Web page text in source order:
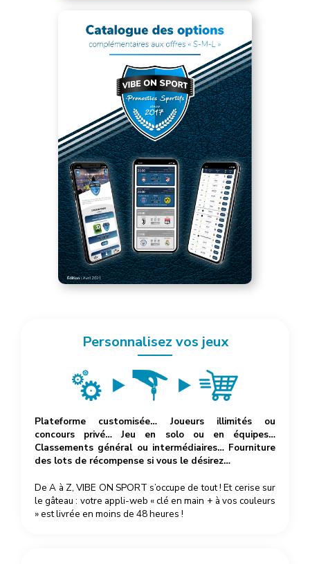
Personnalisez vos jeux
Plateforme customisée… Joueurs illimités ou
concours privé… Jeu en solo ou en équipes…
Classements général ou intermédiaires… Fourniture
des lots de récompense si vous le désirez…
De A à Z, VIBE ON SPORT s’occupe de tout ! Et cerise sur
le gâteau : votre appli-web « clé en main + à vos couleurs
» est livrée en moins de 48 heures !